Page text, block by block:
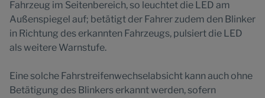
Fahrzeug im Seitenbereich, so leuchtet die LED am
Außenspiegel auf; betätigt der Fahrer zudem den Blinker
in Richtung des erkannten Fahrzeugs, pulsiert die LED
als weitere Warnstufe.
Eine solche Fahrstreifenwechselabsicht kann auch ohne
Betätigung des Blinkers erkannt werden, sofern